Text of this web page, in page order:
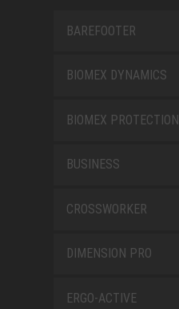
BAREFOOTER
BIOMEX DYNAMICS
BIOMEX PROTECTION
BUSINESS
CROSSWORKER
DIMENSION PRO
ERGO-ACTIVE